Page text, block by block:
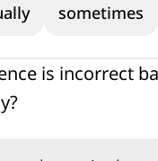
sometimes
is incorrect